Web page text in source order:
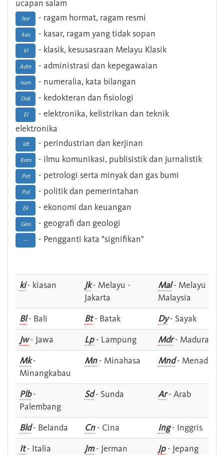
ucapan salam
hor - ragam hormat, ragam resmi
kas - kasar, ragam yang tidak sopan
kl - klasik, kesusasraan Melayu Klasik
Adm - administrasi dan kepegawaian
num - numeralia, kata bilangan
Dok - kedokteran dan fisiologi
El
- elektronika, kelistrikan dan teknik
elektronika
Idt - perindustrian dan kerjinan
Kom - ilmu komunikasi, publisistik dan jurnalistik
Pet - petrologi serta minyak dan gas bumi
Pol - politik dan pemerintahan
Ek - ekonomi dan keuangan
Geo - geografi dan geologi
-- - Pengganti kata "signifikan"
ki- kiasan Jk- Melayu -
Jakarta
Mal- Melayu -
Malaysia
Bl- Bali Bt- Batak Dy- Sayak
Jw- Jawa Lp- Lampung Mdr- Madura
Mk-
Minangkabau
Mn- Minahasa Mnd- Menado
Plb-
Palembang
Sd- Sunda Ar- Arab
Bld- Belanda Cn- Cina Ing- Inggris
It- Italia Jm- Jerman Jp- Jepang